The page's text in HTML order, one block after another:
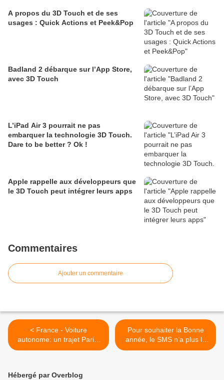
A propos du 3D Touch et de ses
usages : Quick Actions et Peek&Pop
Badland 2 débarque sur l’App Store,
avec 3D Touch
L’iPad Air 3 pourrait ne pas
embarquer la technologie 3D Touch.
Dare to be better ? Ok !
Apple rappelle aux développeurs que
le 3D Touch peut intégrer leurs apps
Commentaires
Ajouter un commentaire
< France - Voiture
autonome: un trajet Paris-
Bordeaux sans toucher le
Pour souhaiter la Bonne
année, le SMS n’a plus la
cote >
Hébergé par Overblog